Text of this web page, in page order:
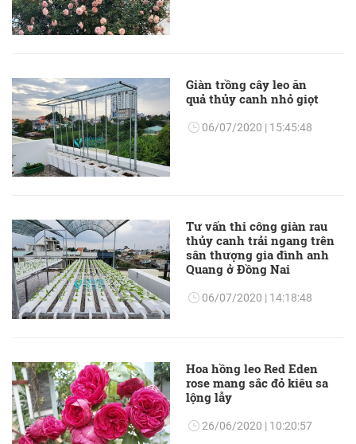
Giàn trồng cây leo ăn
quả thủy canh nhỏ giọt
06/07/2020 | 15:45:48
Tư vấn thi công giàn rau
thủy canh trải ngang trên
sân thượng gia đình anh
Quang ở Đồng Nai
06/07/2020 | 14:18:48
Hoa hồng leo Red Eden
rose mang sắc đỏ kiêu sa
lộng lẫy
26/06/2020 | 10:20:57